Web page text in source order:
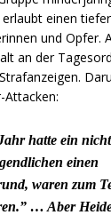
erlaubt einen
und Opfer.
an der
Attacken:
hatte ein
einen
waren zum
… Aber